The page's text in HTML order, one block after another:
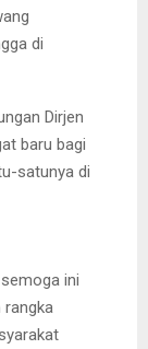
di
Dirjen
baru bagi
satunya di
ini